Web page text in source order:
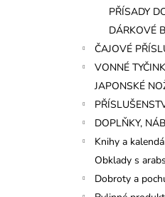
PŘÍSADY
DÁRKOVÉ
ČAJOVÉ
VONNÉ
JAPONSKÉ
DOPLŇKY,
Knihy a
Obklady s
Dobroty a